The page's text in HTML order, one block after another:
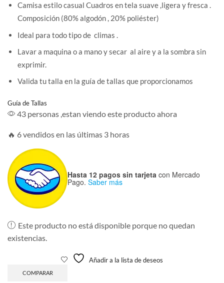
Camisa estilo casual Cuadros en tela suave ,ligera y fresca .
Composición (80% algodón , 20% poliéster)
Ideal para todo tipo de climas .
Lavar a maquina o a mano y secar al aire y a la sombra sin
exprimir.
Valida tu talla en la guía de tallas que proporcionamos
Guía de Tallas
43 personas ,estan viendo este producto ahora
🔥 6 vendidos en las últimas 3 horas
Hasta 12 pagos sin tarjeta con Mercado
Pago. Saber más
Este producto no está disponible porque no quedan
existencias.
Añadir a la lista de deseos
COMPARAR